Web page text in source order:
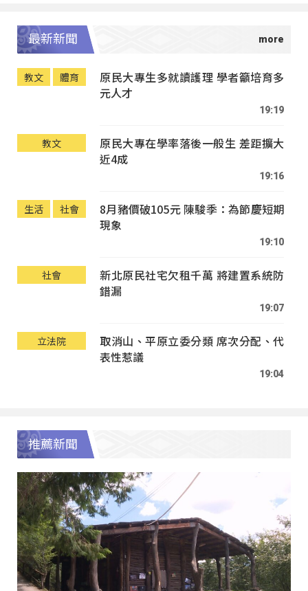
最新新聞
教文 體育
原民大專生多就讀護理 學者籲培育多
元人才
19:19
教文
原民大專在學率落後一般生 差距擴大
近4成
19:16
生活 社會
8月豬價破105元 陳駿季：為節慶短期
現象
19:10
社會
新北原民社宅欠租千萬 將建置系統防
錯漏
19:07
立法院
取消山、平原立委分類 席次分配、代
表性惹議
19:04
推薦新聞